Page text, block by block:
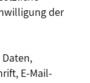
der
E-Mail-